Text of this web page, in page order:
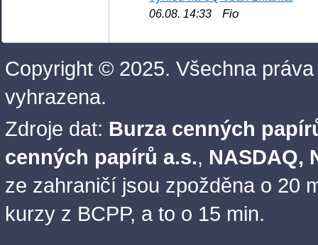
06.08. 14:33 Fio
Copyright © 2025. Všechna práva
vyhrazena.
Zdroje dat: Burza cenných
cenných papírů a.s., NASDAQ,
ze zahraničí jsou zpožděna o 20
kurzy z BCPP, a to o 15 min.